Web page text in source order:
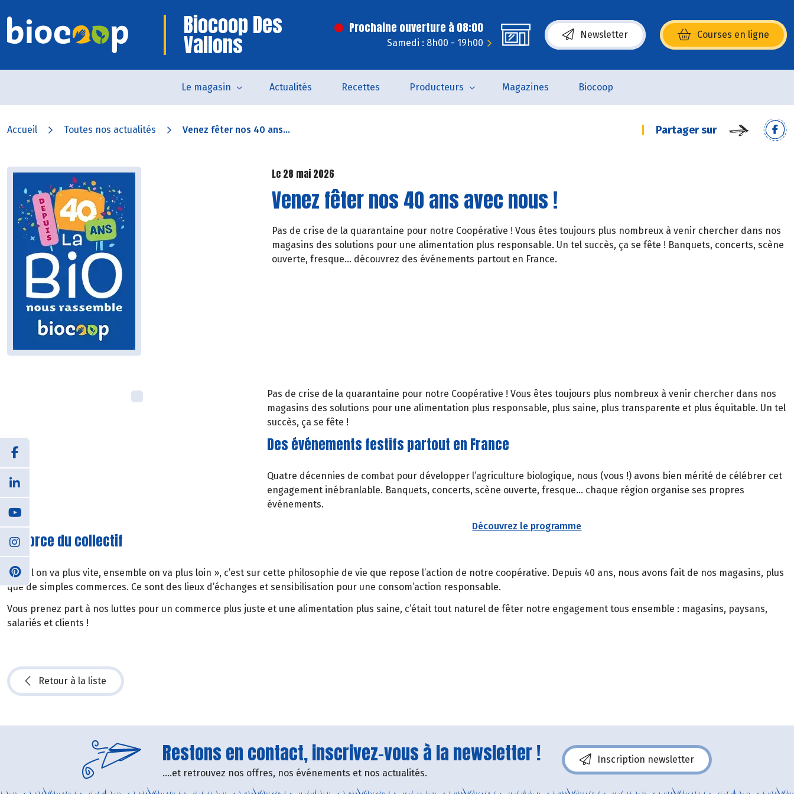
Biocoop Des
Vallons
Prochaine ouverture à 08:00
Samedi : 8h00 - 19h00
Newsletter Courses en ligne
(s’ouvre dans une nouvelle fenêtre)
Le magasin Actualités Recettes Producteurs Magazines Biocoop
Accueil Toutes nos actualités Venez fêter nos 40 ans... Partager sur
Le 28 mai 2026
Venez fêter nos 40 ans avec nous !
Pas de crise de la quarantaine pour notre Coopérative ! Vous êtes toujours plus nombreux à venir chercher dans nos
magasins des solutions pour une alimentation plus responsable. Un tel succès, ça se fête ! Banquets, concerts, scène
ouverte, fresque… découvrez des événements partout en France.
Pas de crise de la quarantaine pour notre Coopérative ! Vous êtes toujours plus nombreux à venir chercher dans nos
magasins des solutions pour une alimentation plus responsable, plus saine, plus transparente et plus équitable. Un tel
succès, ça se fête !
Des événements festifs partout en France
Quatre décennies de combat pour développer l’agriculture biologique, nous (vous !) avons bien mérité de célébrer cet
engagement inébranlable. Banquets, concerts, scène ouverte, fresque… chaque région organise ses propres
événements.
Découvrez le programme
La force du collectif
« Seul on va plus vite, ensemble on va plus loin », c’est sur cette philosophie de vie que repose l’action de notre coopérative. Depuis 40 ans, nous avons fait de nos magasins, plus
que de simples commerces. Ce sont des lieux d’échanges et sensibilisation pour une consom’action responsable.
Vous prenez part à nos luttes pour un commerce plus juste et une alimentation plus saine, c’était tout naturel de fêter notre engagement tous ensemble : magasins, paysans,
salariés et clients !
Retour à la liste
Restons en contact, inscrivez-vous à la newsletter !
....et retrouvez nos offres, nos événements et nos actualités.
Inscription newsletter